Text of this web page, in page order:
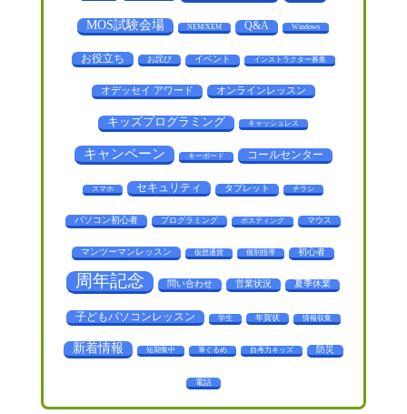
MOS試験会場 NEM/XEM Q&A Windows
お役立ち お詫び イベント インストラクター募集
オデッセイ アワード オンラインレッスン
キッズプログラミング キャッシュレス
キャンペーン キーボード コールセンター
スマホ セキュリティ タブレット チラシ
パソコン初心者 プログラミング ポスティング マウス
マンツーマンレッスン 仮想通貨 個別指導 初心者
周年記念 問い合わせ 営業状況 夏季休業
子どもパソコンレッスン 学生 年賀状 情報収集
新着情報 短期集中 筆ぐるめ 自考力キッズ 防災
電話